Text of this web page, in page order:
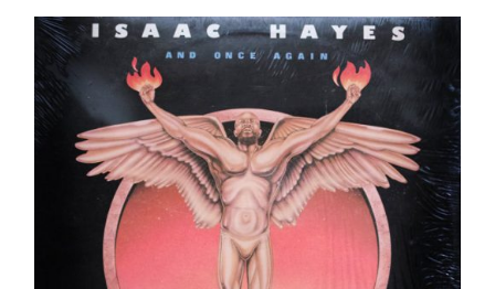
Isaac Hayes – And Once Again LP
Ajouter au panier Détails